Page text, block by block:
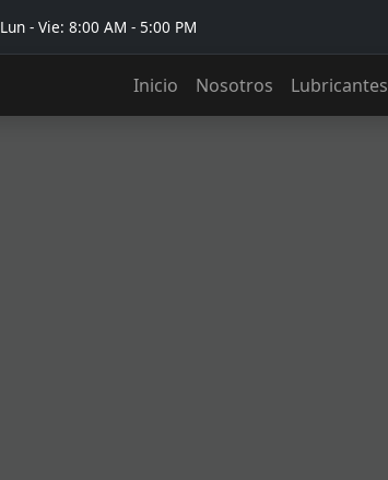
Lun - Vie: 8:00 AM - 5:00 PM
Inicio Nosotros Lubricantes